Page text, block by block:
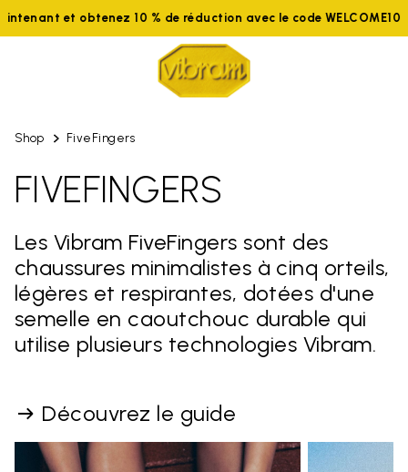
et obtenez 10 % de réduction avec le code WELCOME10
Shop FiveFingers
FIVEFINGERS
Les Vibram FiveFingers sont des
chaussures minimalistes à cinq orteils,
légères et respirantes, dotées d'une
semelle en caoutchouc durable qui
utilise plusieurs technologies Vibram.
Découvrez le guide